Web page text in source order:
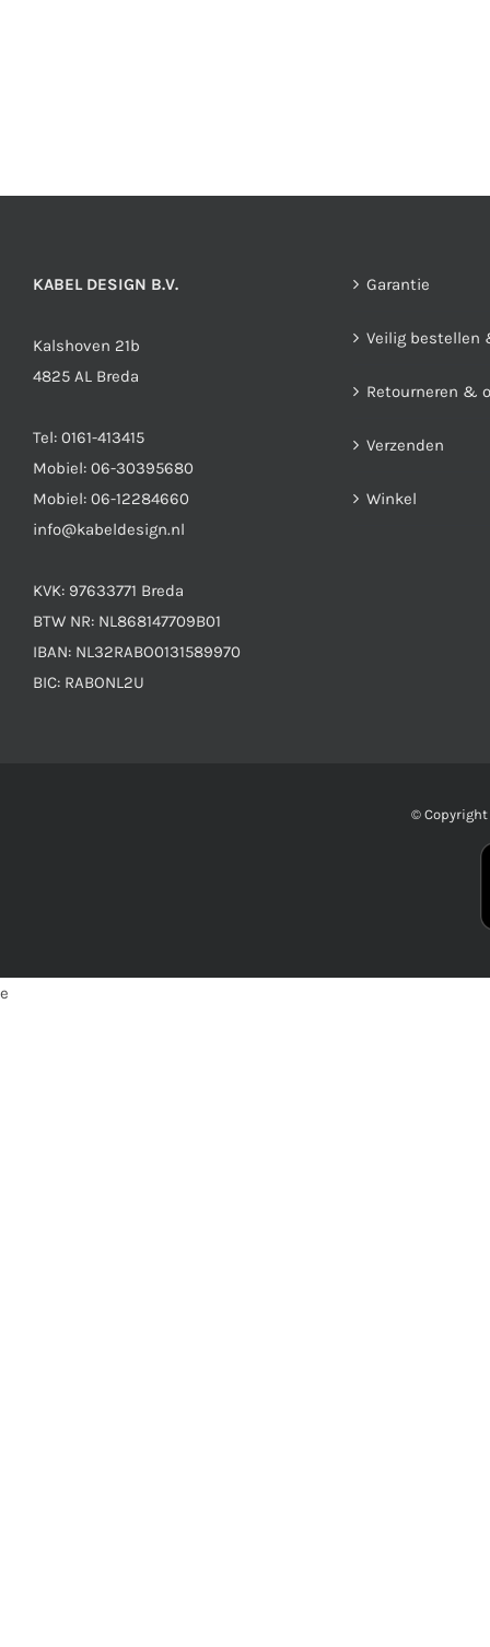
KABEL DESIGN B.V.
Kalshoven 21b
4825 AL Breda
Tel: 0161-413415
Mobiel: 06-30395680
Mobiel: 06-12284660
info@kabeldesign.nl
KVK: 97633771 Breda
BTW NR: NL868147709B01
IBAN: NL32RABO0131589970
BIC: RABONL2U
Garantie
Veilig bestellen
Retourneren &
Verzenden
Winkel
© Copyright
e